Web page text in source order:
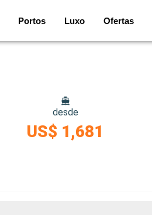
Portos Luxo Ofertas
desde
US$ 1,681